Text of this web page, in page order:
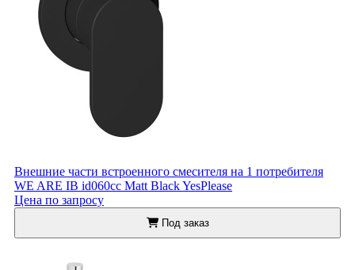
Внешние части встроенного смесителя на 1 потребителя
WE ARE IB id060cc Matt Black YesPlease
Цена по запросу
Под заказ